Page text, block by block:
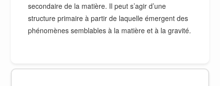
secondaire de la matière. Il peut s’agir d’une
structure primaire à partir de laquelle émergent des
phénomènes semblables à la matière et à la gravité.